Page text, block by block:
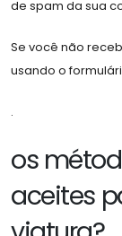
de spam da sua
Se você não
usando o
.
os
aceites